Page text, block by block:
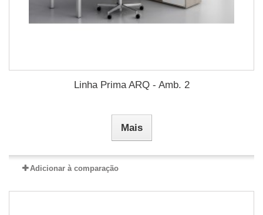
Linha Prima ARQ - Amb. 2
Mais
Adicionar à comparação